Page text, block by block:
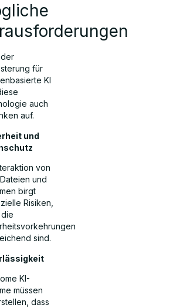
für
KI
auch
auf.
und
von
und
birgt
Risiken,
sind.
KI-
müssen
dass